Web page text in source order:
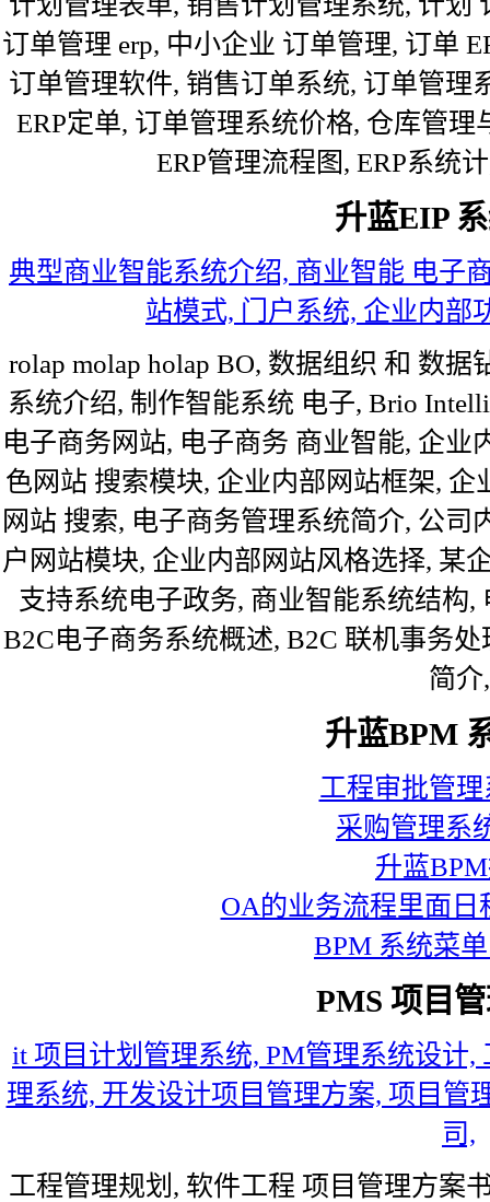
订单管理 erp, 中小企业 订单管理, 订单
订单管理软件, 销售订单系统, 订单管理
ERP定单, 订单管理系统价格, 仓库管
ERP管理流程图, ERP系统
升蓝EIP
典型商业智能系统介绍, 商业智能 电子
站模式, 门户系统, 企业内部
rolap molap holap BO, 数据组织 和 数
系统介绍, 制作智能系统 电子, Brio
电子商务网站, 电子商务 商业智能, 企业
色网站 搜索模块, 企业内部网站框架,
网站 搜索, 电子商务管理系统简介, 公司
户网站模块, 企业内部网站风格选择, 某
支持系统电子政务, 商业智能系统结构
B2C电子商务系统概述, B2C 联机事务
简介,
升蓝BPM
工程审批管
采购管理系
升蓝
OA的业务流程里面日
BPM 系统菜
PMS 项目
it 项目计划管理系统, PM管理系统设计
理系统, 开发设计项目管理方案, 项目管
司,
工程管理规划, 软件工程 项目管理方案